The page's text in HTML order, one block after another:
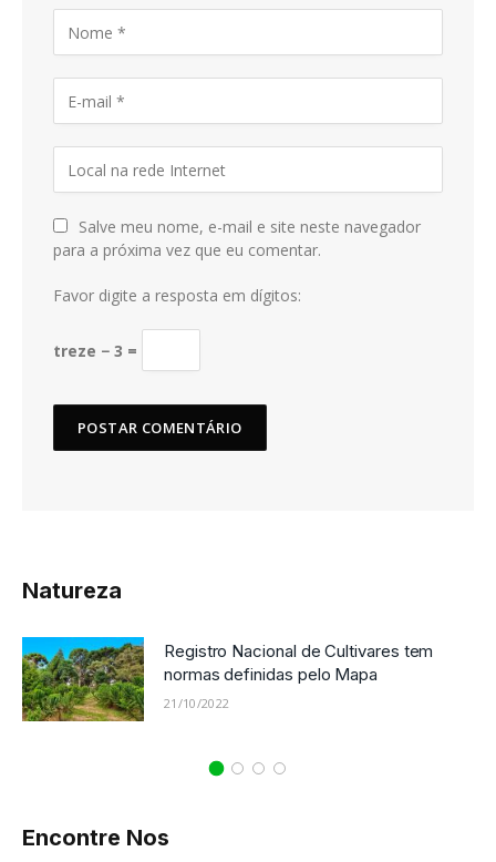
Salve meu nome, e-mail e site neste navegador
para a próxima vez que eu comentar.
Favor digite a resposta em dígitos:
treze − 3 =
Natureza
Registro Nacional de Cultivares tem
normas definidas pelo Mapa
21/10/2022
Encontre Nos